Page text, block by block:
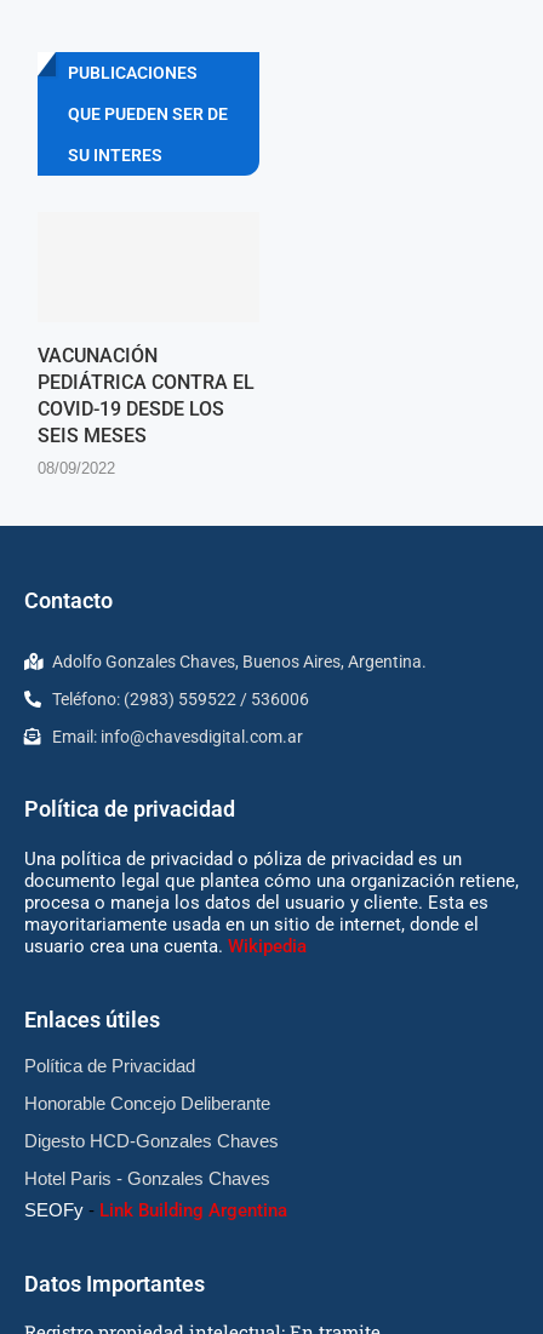
PUBLICACIONES
QUE PUEDEN SER DE
SU INTERES
VACUNACIÓN
PEDIÁTRICA CONTRA EL
COVID-19 DESDE LOS
SEIS MESES
08/09/2022
Contacto
Adolfo Gonzales Chaves, Buenos Aires, Argentina.
Teléfono: (2983) 559522 / 536006
Email: info@chavesdigital.com.ar
Política de privacidad
Una política de privacidad o póliza de privacidad es un
documento legal que plantea cómo una organización retiene,
procesa o maneja los datos del usuario y cliente. Esta es
mayoritariamente usada en un sitio de internet, donde el
usuario crea una cuenta. Wikipedia
Enlaces útiles
Política de Privacidad
Honorable Concejo Deliberante
Digesto HCD-Gonzales Chaves
Hotel Paris - Gonzales Chaves
SEOFy - Link Building Argentina
Datos Importantes